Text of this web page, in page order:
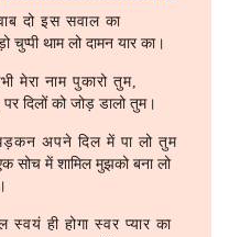
दो इस सवाल का
चुप्पी थाम लो दामन यार का।
मेरा नाम पुकारो तुम,
दिलों को जोड़ डालो तुम।
अपने दिल में पा लो तुम
सोच में शामिल मुझको बना लो
ही होगा स्वर प्यार का